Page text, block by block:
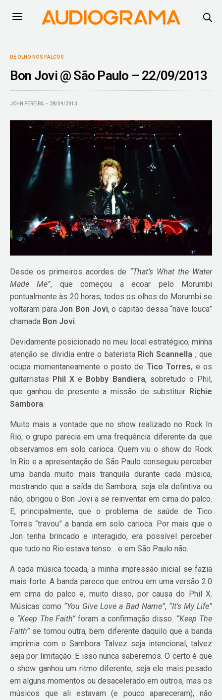
DE OLHO NOS PALCOS
Bon Jovi @ São Paulo – 22/09/2013
JOHN PEREIRA 28/09/2013
Desde os primeiros acordes de “That’s What the Water
Made Me”, que começou a ecoar pelo Morumbi
pontualmente às 20 horas, todos os olhos do Morumbi se
voltaram para Jon Bon Jovi, o capitão dessa “nave louca”
chamada Bon Jovi.
Devidamente posicionado no meu local estratégico, minha
atenção se dividia entre o baterista Rich Scannella , que
ocupa momentaneamente o posto de Tico Torres, e os
guitarristas Phil X e Bobby Bandiera, sobretudo o Phil,
que ganhou de presente a missão de substituir Richie
Sambora.
Muito mais a vontade que no show realizado no Rock In
Rio, o grupo parecia em uma frequência diferente da que
observamos em solo carioca. Quem viu o show do Rock
In Rio e a apresentação de São Paulo conseguiu perceber
uma banda muito mais tranquila durante cada música,
mostrando que a saída de Sambora, seja ela defintiva ou
não, obrigou o Bon Jovi a se reinventar em cima do palco.
E, principalmente, que o problema de saúde de Tico
Torres “travou” a banda em solo carioca. Por mais que o
Jon tenha brincado e interagido, era possível perceber
que tudo no Rio estava tenso… e em São Paulo não.
A cada música tocada, a minha impressão inicial se fazia
mais forte. A banda parece que entrou em uma versão 2.0
em cima do palco e, muito disso, por causa do Phil X.
Músicas como “You Give Love a Bad Name”, “It’s My Life”
e “Keep The Faith”foram a confirmação disso. “Keep The
Faith” se tornou outra, bem diferente daquilo que a banda
imprimia com o Sambora. Talvez seja intencional, talvez
seja por limitação. E isso nunca saberemos. O certo é que
o show ganhou um ritmo diferente, seja ele mais pesado
em alguns momentos ou desacelerado em outros, mas os
músicos que ali estavam (e pouco apareceram), não